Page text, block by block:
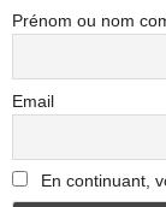
Prénom ou nom
Email
En continuant,